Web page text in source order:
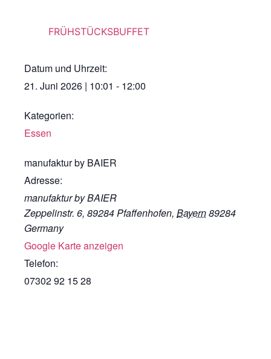
FRÜHSTÜCKSBUFFET
Datum und Uhrzeit:
21. Juni 2026 | 10:01 - 12:00
Kategorien:
Essen
manufaktur by BAIER
Adresse:
manufaktur by BAIER
Zeppelinstr. 6, 89284 Pfaffenhofen, Bayern89284
Germany
Google Karte anzeigen
Telefon:
07302 92 15 28